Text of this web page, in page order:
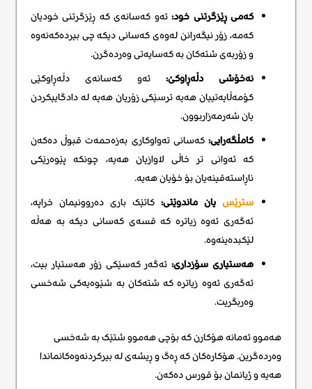
کەمی ڕێزگرتنی خود:ئەو کەسانەی کە ڕێزگرتنی خودیان
کەمە، زۆر نیگەرانن لەوەی کەسانی دیکە چی بیردەکەنەوە
و زۆربەی شتەکان بە کەسایەتی وەردەگرن.
نەخۆشی دڵەڕاوکێ: ئەو کەسانەی دڵەڕاوکێی
کۆمەڵایەتییان هەیە ترسێکی زۆریان هەیە لە دادگاییکردن
یان شەرمەزاربوون.
کامڵگەرایی: کەسانی تەواوکاری بەزەحمەت قبوڵ دەکەن
کە ئەوانی تر خاڵی لاوازیان هەیە، چونکە پێوەرێکی
ناڕاستەقینەیان بۆ خۆیان هەیە.
سترێس یان ماندوێتی: کاتێک باری دەروونیمان خراپە،
ئەگەری ئەوە زیاترە کە قسەی کەسانی دیکە بە هەڵە
لێکبدەینەوە.
هەستیاری سۆزداری:ئەگەر کەسێکی زۆر هەستیار بیت،
ئەگەری ئەوە زیاترە کە شتەکان بە شێوەیەکی شەخسی
وەربگریت.
هەموو ئەمانە هۆکارن که بۆچی هەموو شتێک بە شەخسی
وەردەگرین. هۆکارەکان کە ڕەگ و ڕیشەی لە بیرکردنەوەکانماندا
هەیە و ژیانمان بۆ قورس دەکەن.